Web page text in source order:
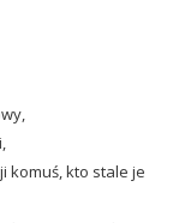
komuś, kto stale je